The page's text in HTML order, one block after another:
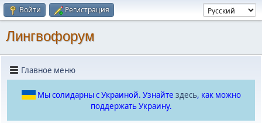
Войти Регистрация
Лингвофорум
Главное меню
Мы солидарны с Украиной. Узнайте здесь, как можно
поддержать Украину.